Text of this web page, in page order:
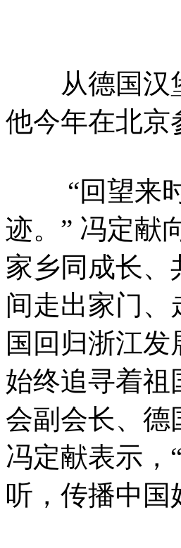
从德国汉堡
他今年在北京
“回望来时
迹。” 冯定献
家乡同成长、
间走出家门、
国回归浙江
始终追寻着祖
会副会长、德
冯定献表示，
听，传播中国